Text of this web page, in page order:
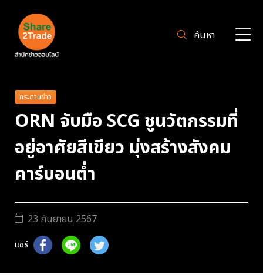
ค้นหา
กระดานข่าว
ORN จับมือ SCG ชูนวัตกรรมที่
อยู่อาศัยสีเขียว มุ่งสร้างสังคม
คาร์บอนต่ำ
23 กันยายน 2567
แชร์